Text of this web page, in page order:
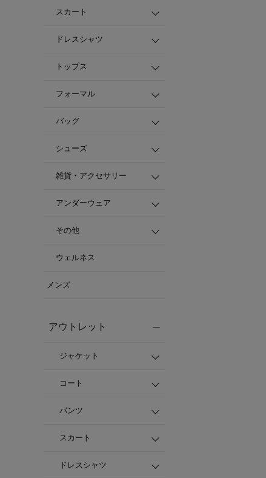
スカート
ドレスシャツ
トップス
フォーマル
バッグ
シューズ
雑貨・アクセサリー
アンダーウェア
その他
ウェルネス
メンズ
アウトレット
ジャケット
コート
パンツ
スカート
ドレスシャツ